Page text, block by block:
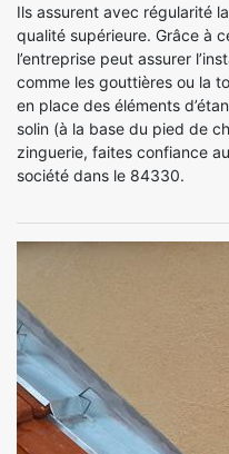
Ils assurent avec régularité
qualité supérieure. Grâce à
l’entreprise peut assurer
comme les gouttières ou la
en place des éléments
solin (à la base du pied de
zinguerie, faites confiance
société dans le 84330.